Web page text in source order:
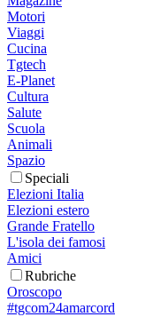
Motori
Viaggi
Cucina
Tgtech
E-Planet
Cultura
Salute
Scuola
Animali
Spazio
Speciali
Elezioni Italia
Elezioni estero
Grande Fratello
L'isola dei famosi
Amici
Rubriche
Oroscopo
#tgcom24amarcord